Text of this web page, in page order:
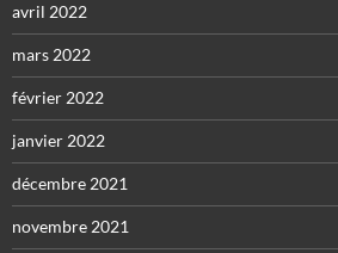
avril 2022
mars 2022
février 2022
janvier 2022
décembre 2021
novembre 2021